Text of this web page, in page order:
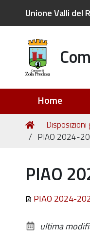
Unione Valli del
Home
Tu
sei
Home
Disposizioni
PIAO 2024-
PIAO
PIAO 2024-
ultima